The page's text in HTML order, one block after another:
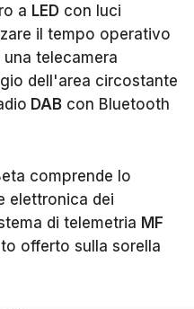
a LED con luci
il tempo operativo
telecamera
dell'area circostante
DAB con Bluetooth
comprende lo
elettronica dei
di telemetria MF
offerto sulla sorella